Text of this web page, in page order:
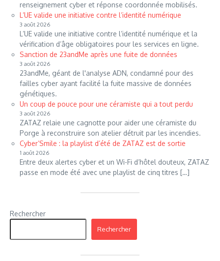
renseignement cyber et réponse coordonnée mobilisés.
L’UE valide une initiative contre l’identité numérique
3 août 2026
L’UE valide une initiative contre l’identité numérique et la
vérification d’âge obligatoires pour les services en ligne.
Sanction de 23andMe après une fuite de données
3 août 2026
23andMe, géant de l'analyse ADN, condamné pour des
failles cyber ayant facilité la fuite massive de données
génétiques.
Un coup de pouce pour une céramiste qui a tout perdu
3 août 2026
ZATAZ relaie une cagnotte pour aider une céramiste du
Porge à reconstruire son atelier détruit par les incendies.
Cyber’Smile : la playlist d’été de ZATAZ est de sortie
1 août 2026
Entre deux alertes cyber et un Wi-Fi d’hôtel douteux, ZATAZ
passe en mode été avec une playlist de cinq titres […]
Rechercher
Rechercher